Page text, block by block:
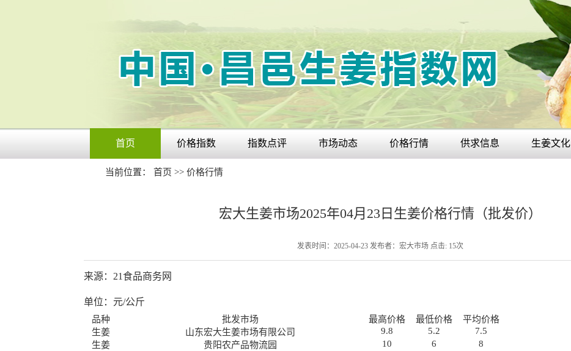
首页 价格指数 指数点评 市场动态 价格行情 供求信息 生姜文化
当前位置： 首页 >> 价格行情
宏大生姜市场2025年04月23日生姜价格行情（批发价）
发表时间：2025-04-23 发布者：宏大市场 点击: 15次
来源：21食品商务网
单位：元/公斤
品种 批发市场 最高价格 最低价格
平均价格
生姜
山东宏大生姜市场有限公司 9.8 5.2
7.5
生姜
贵阳农产品物流园 10 6
8